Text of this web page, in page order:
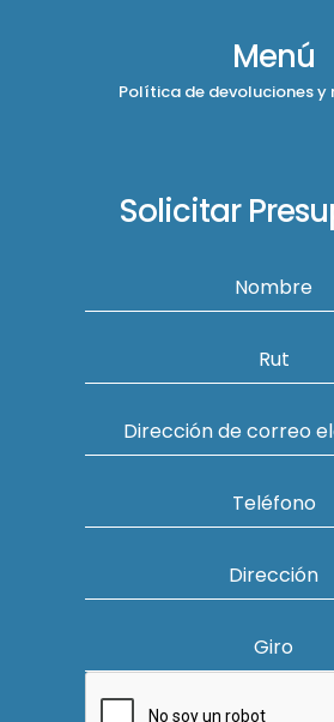
Menú
Política de devoluciones y
Solicitar
Nombre
Rut
Dirección de correo
Teléfono
Dirección
Giro